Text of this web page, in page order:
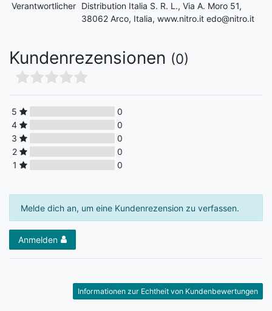
Verantwortlicher Distribution Italia S. R. L., Via A. Moro 51,
38062 Arco, Italia, www.nitro.it edo@nitro.it
Kundenrezensionen (0)
5
0
4
0
3
0
2
0
1
0
Melde dich an, um eine Kundenrezension zu verfassen.
Anmelden
Informationen zur Echtheit von Kundenbewertungen